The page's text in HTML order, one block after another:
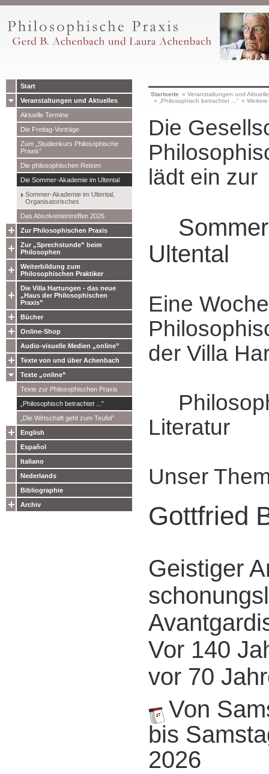
Start
Veranstaltungen und Aktuelles
Aktuelle Termine
Die Freitag-Vorträge
Zum „Studienkurs Philosophische
Praxis”
Die philosophischen Reisen
Die Sommer-Akademie im Ultental
Sommer-Akademie im Ultental,
Organisatorisches
Das Absolvententreffen 2026
Zur Philosophischen Praxis
Zur „Sprechstunde” beim
Philosophen
Weiterbildung zum
Philosophischen Praktiker
Die Villa Hartungen - das neue
„Haus der Philosophischen
Praxis”
Bücher
Online-Shop
Audio-visuelle Medien „online”
Texte von und über Achenbach
Texte „online”
Texte zur Philosophischen Praxis
„Philosophisch betrachtet ...”
„Die Wirtschaft geht zum Teufel”
English
Español
Italiano
Nederlands
Bibliographie
Archiv
Startseite » Veranstaltungen und
»
„Philosophisch betrachtet ...” »
Die
lädt ein zur
Ultental
Eine
der Villa
Literatur
Unser
Gottfried
Geistiger
Vor 140
vor 70
Von
bis
2026